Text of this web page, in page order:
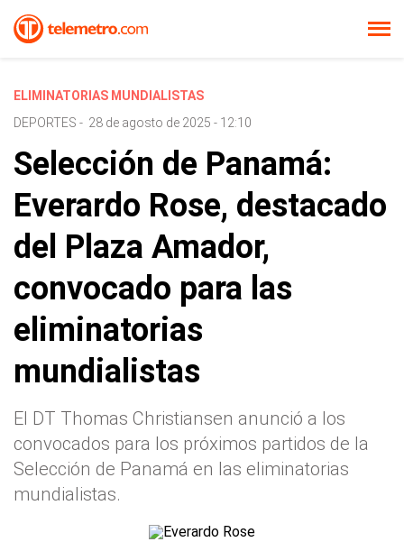
ELIMINATORIAS MUNDIALISTAS
DEPORTES - 28 de agosto de 2025 - 12:10
Selección de Panamá:
Everardo Rose, destacado
del Plaza Amador,
convocado para las
eliminatorias
mundialistas
El DT Thomas Christiansen anunció a los
convocados para los próximos partidos de la
Selección de Panamá en las eliminatorias
mundialistas.